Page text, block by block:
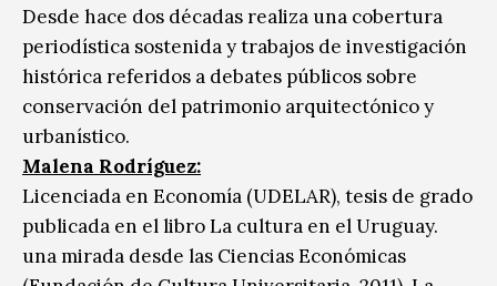
Desde hace dos décadas realiza una cobertura
periodística sostenida y trabajos de investigación
histórica referidos a debates públicos sobre
conservación del patrimonio arquitectónico y
urbanístico.
Malena Rodríguez:
Licenciada en Economía (UDELAR), tesis de grado
publicada en el libro La cultura en el Uruguay.
una mirada desde las Ciencias Económicas